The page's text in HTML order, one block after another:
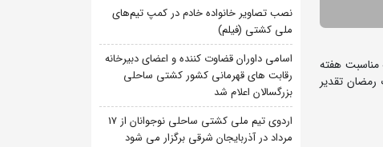
مناسبت هفته
تقدیر
نصب تصاویر خانواده خادم در کمپ تیم‌های
ملی کشتی (فیلم)
اسامی داوران قضاوت کننده و اعضای دبیرخانه
رقابت های قهرمانی کشور کشتی ساحلی
بزرگسالان اعلام شد
اردوی تیم ملی کشتی ساحلی نوجوانان از 17
مرداد در آذربایجان شرقی برگزار می شود